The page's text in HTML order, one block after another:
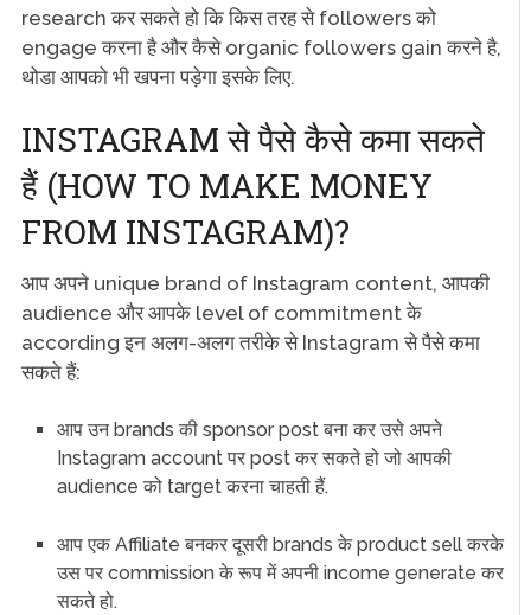
research कर सकते हो कि किस तरह से followers को
engage करना है और कैसे organic followers gain करने है,
थोडा आपको भी खपना पड़ेगा इसके लिए.
INSTAGRAM से पैसे कैसे कमा सकते
हैं (HOW TO MAKE MONEY
FROM INSTAGRAM)?
आप अपने unique brand of Instagram content, आपकी
audience और आपके level of commitment के
according इन अलग-अलग तरीके से Instagram से पैसे कमा
सकते हैं:
आप उन brands की sponsor post बना कर उसे अपने
Instagram account पर post कर सकते हो जो आपकी
audience को target करना चाहती हैं.
आप एक Affiliate बनकर दूसरी brands के product sell करके
उस पर commission के रूप में अपनी income generate कर
सकते हो.